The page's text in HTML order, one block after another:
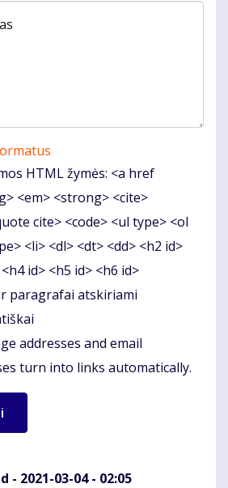
HTML žymės: <a href
<em> <strong> <cite>
cite> <code> <ul type> <ol
<li> <dl> <dt> <dd> <h2 id>
id> <h5 id> <h6 id>
paragrafai atskiriami
addresses and email
turn into links automatically.
- 2021-03-04 - 02:05